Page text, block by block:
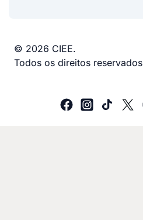
© 2026 CIEE.
Todos os direitos reservados